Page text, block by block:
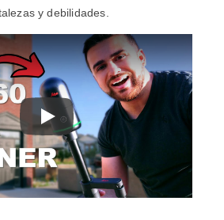
y debilidades.